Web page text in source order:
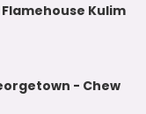
Kulim
- Chew